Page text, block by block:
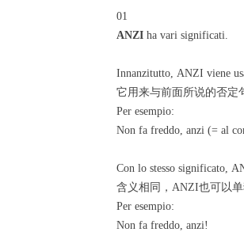
01
ANZI ha vari significati.
Innanzitutto, ANZI viene
它用来与前面所说的否定
Per esempio:
Non fa freddo, anzi (= al
Con lo stesso significato,
含义相同，ANZI也可以
Per esempio:
Non fa freddo, anzi!